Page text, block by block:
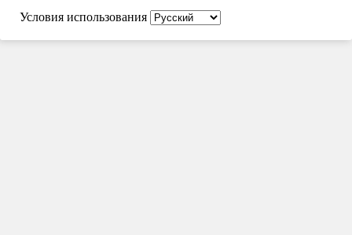
Условия использования